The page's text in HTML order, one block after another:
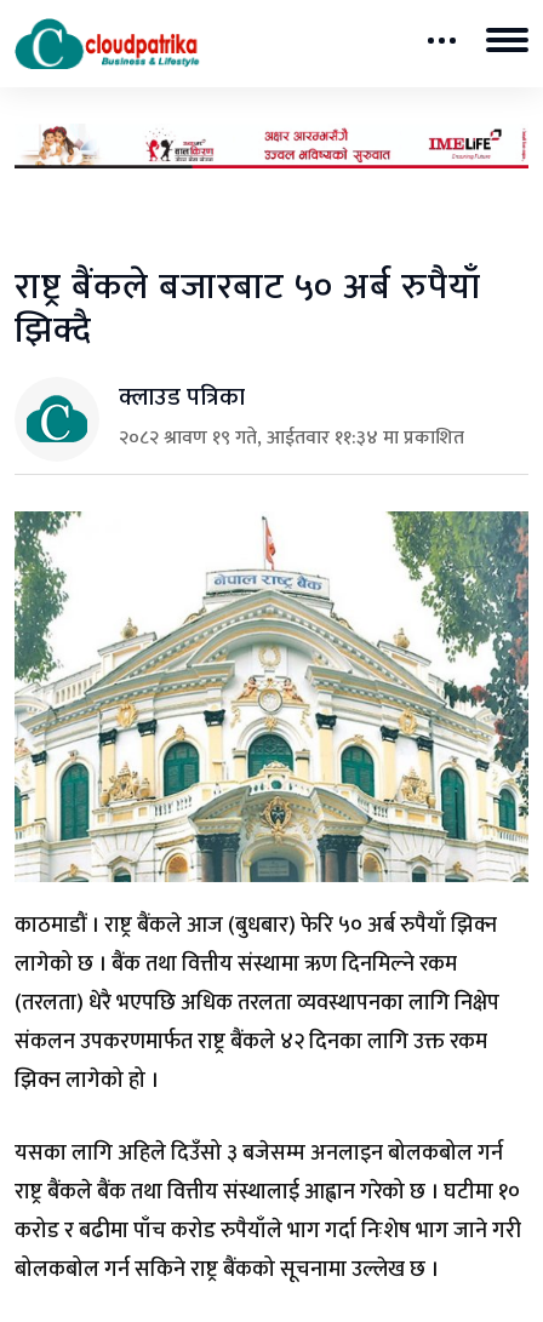
राष्ट्र बैंकले बजारबाट ५० अर्ब रुपैयाँ
झिक्दै
क्लाउड पत्रिका
२०८२ श्रावण १९ गते, आईतवार ११:३४ मा प्रकाशित
काठमाडौं । राष्ट्र बैंकले आज (बुधबार) फेरि ५० अर्ब रुपैयाँ झिक्न
लागेको छ । बैंक तथा वित्तीय संस्थामा ऋण दिनमिल्ने रकम
(तरलता) धेरै भएपछि अधिक तरलता व्यवस्थापनका लागि निक्षेप
संकलन उपकरणमार्फत राष्ट्र बैंकले ४२ दिनका लागि उक्त रकम
झिक्न लागेको हो ।
यसका लागि अहिले दिउँसो ३ बजेसम्म अनलाइन बोलकबोल गर्न
राष्ट्र बैंकले बैंक तथा वित्तीय संस्थालाई आह्वान गरेको छ । घटीमा १०
करोड र बढीमा पाँच करोड रुपैयाँले भाग गर्दा निःशेष भाग जाने गरी
बोलकबोल गर्न सकिने राष्ट्र बैंकको सूचनामा उल्लेख छ ।